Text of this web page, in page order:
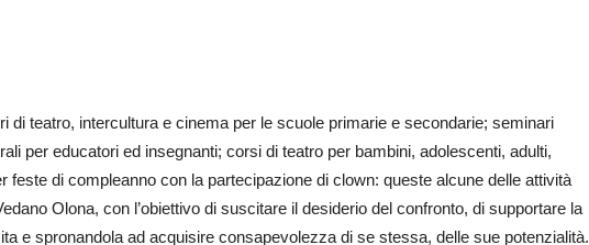
di teatro, intercultura e cinema per le scuole primarie e secondarie; seminari
per educatori ed insegnanti; corsi di teatro per bambini, adolescenti, adulti,
feste di compleanno con la partecipazione di clown: queste alcune delle attività
Olona, con l’obiettivo di suscitare il desiderio del confronto, di supportare la
e spronandola ad acquisire consapevolezza di se stessa, delle sue potenzialità.